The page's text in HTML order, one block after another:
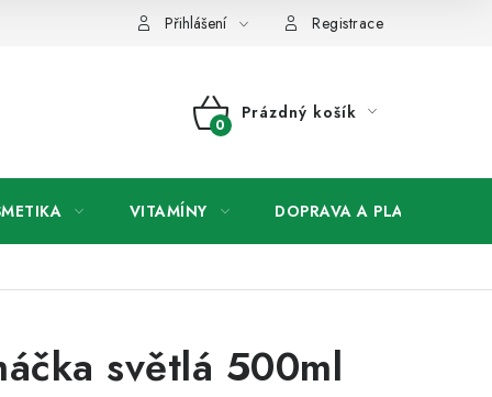
Přihlášení Registrace
NÁKUPNÍ
Prázdný košík
VITAMÍNY DOPRAVA A PLATBA
světlá 500ml